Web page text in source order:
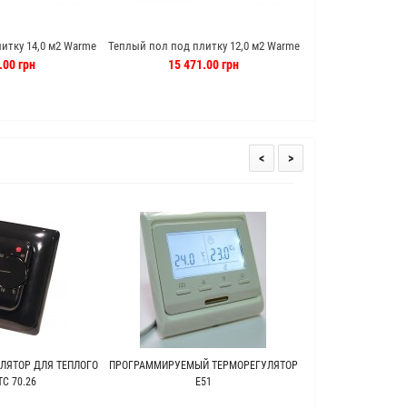
14,0 м2 Warme
грн
Теплый пол под плитку 12,0 м2 Warme
120 м кабель (Германия)
15 471.00 грн
ДЛЯ ТЕПЛОГО
70.26
ПРОГРАММИРУЕМЫЙ ТЕРМОРЕГУЛЯТОР
Е51
< >